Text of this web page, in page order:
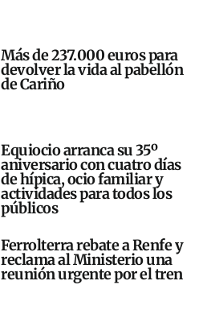
Más de 237.000 euros para
devolver la vida al pabellón
de Cariño
Equiocio arranca su 35º
aniversario con cuatro días
de hípica, ocio familiar y
actividades para todos los
públicos
Ferrolterra rebate a Renfe y
reclama al Ministerio una
reunión urgente por el tren